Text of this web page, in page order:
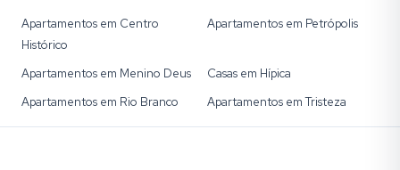
Apartamentos em Centro
Histórico
Apartamentos em Petrópolis
Apartamentos em Menino Deus
Casas em Hípica
Apartamentos em Rio Branco
Apartamentos em Tristeza